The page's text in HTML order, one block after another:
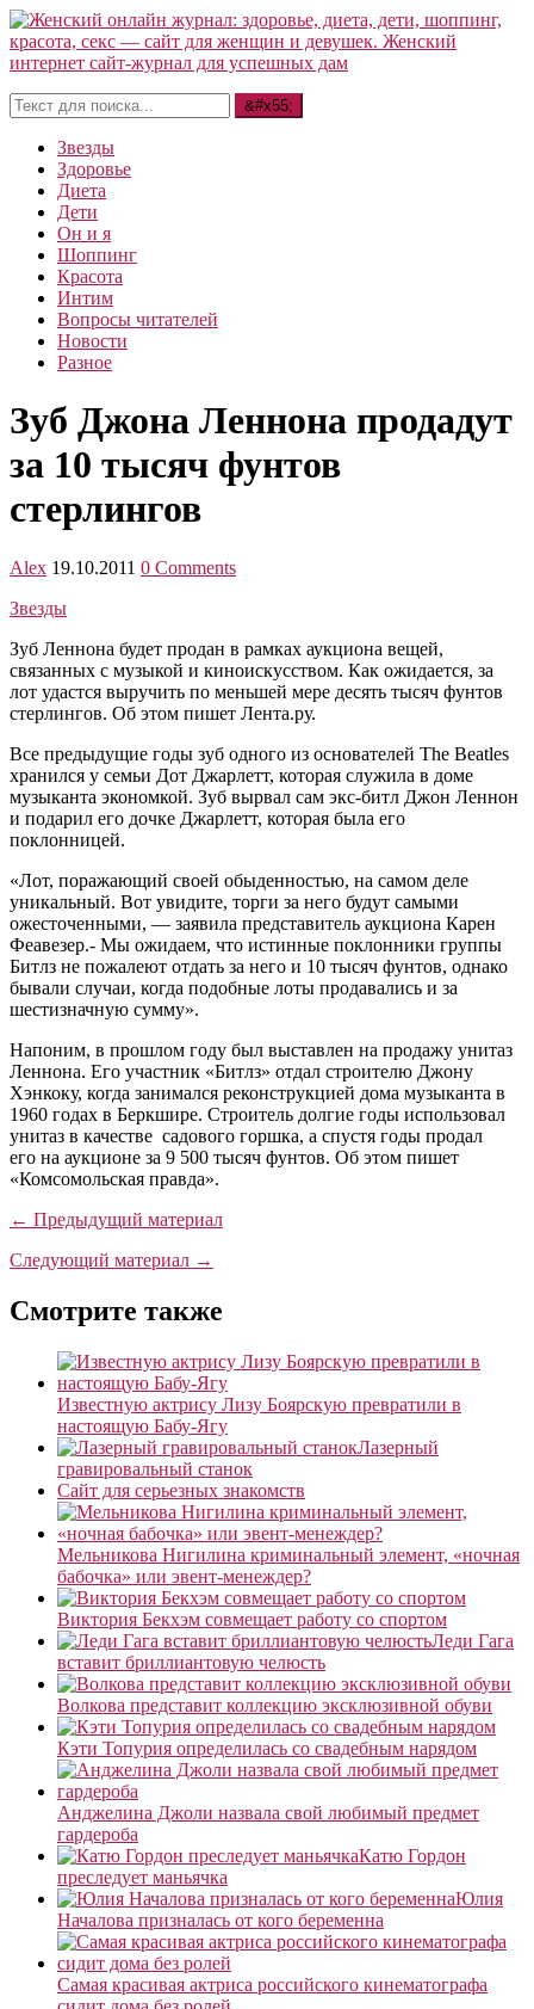
Звезды
Здоровье
Диета
Дети
Он и я
Шоппинг
Красота
Интим
Вопросы читателей
Новости
Разное
Зуб Джона Леннона продадут
за 10 тысяч фунтов
стерлингов
Alex 19.10.2011 0 Comments
Звезды
Зуб Леннона будет продан в рамках аукциона вещей,
связанных с музыкой и киноискусством. Как ожидается, за
лот удастся выручить по меньшей мере десять тысяч фунтов
стерлингов. Об этом пишет Лента.ру.
Все предыдущие годы зуб одного из основателей The Beatles
хранился у семьи Дот Джарлетт, которая служила в доме
музыканта экономкой. Зуб вырвал сам экс-битл Джон Леннон
и подарил его дочке Джарлетт, которая была его
поклонницей.
«Лот, поражающий своей обыденностью, на самом деле
уникальный. Вот увидите, торги за него будут самыми
ожесточенными, — заявила представитель аукциона Карен
Феавезер.- Мы ожидаем, что истинные поклонники группы
Битлз не пожалеют отдать за него и 10 тысяч фунтов, однако
бывали случаи, когда подобные лоты продавались и за
шестизначную сумму».
Напоним, в прошлом году был выставлен на продажу унитаз
Леннона. Его участник «Битлз» отдал строителю Джону
Хэнкоку, когда занимался реконструкцией дома музыканта в
1960 годах в Беркшире. Строитель долгие годы использовал
унитаз в качестве садового горшка, а спустя годы продал
его на аукционе за 9 500 тысяч фунтов. Об этом пишет
«Комсомольская правда».
← Предыдущий материал
Следующий материал →
Смотрите также
Известную актрису Лизу Боярскую превратили в
настоящую Бабу-Ягу
Лазерный
гравировальный станок
Сайт для серьезных знакомств
Мельникова Нигилина криминальный элемент, «ночная
бабочка» или эвент-менеждер?
Виктория Бекхэм совмещает работу со спортом
Леди Гага
вставит бриллиантовую челюсть
Волкова представит коллекцию эксклюзивной обуви
Кэти Топурия определилась со свадебным нарядом
Анджелина Джоли назвала свой любимый предмет
гардероба
Катю Гордон
преследует маньячка
Юлия
Началова призналась от кого беременна
Самая красивая актриса российского кинематографа